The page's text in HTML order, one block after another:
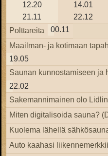
12.20
14.01
21.11
22.12
Polttareita
00.11
Maailman- ja kotimaan
19.05
Saunan kunnostamiseen ja
22.02
Sakemannimainen olo
Miten digitalisoida sauna?
Kuolema lähellä
Auto kaahasi